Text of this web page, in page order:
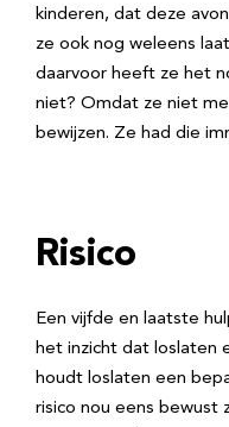
kinderen, dat deze
ze ook nog weleens
daarvoor heeft ze het
niet? Omdat ze niet
bewijzen. Ze had die
Risico
Een vijfde en laatste
het inzicht dat loslaten
houdt loslaten een
risico nou eens bewust